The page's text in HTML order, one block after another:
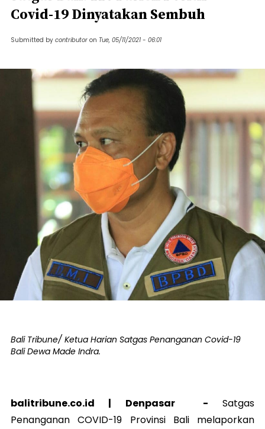
Covid-19 Dinyatakan Sembuh
Submitted by contributor on Tue, 05/11/2021 - 06:01
Bali Tribune/ Ketua Harian Satgas Penanganan Covid-19
Bali Dewa Made Indra.
balitribune.co.id | Denpasar - Satgas
Penanganan COVID-19 Provinsi Bali melaporkan